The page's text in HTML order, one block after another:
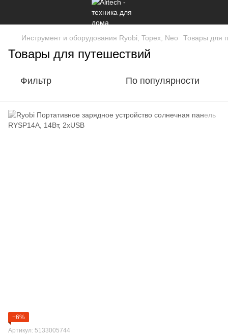
Инструмент и оборудования Ryobi, Topex, Neo Товары для
Товары для путешествий
Фильтр По популярности
−6%
Артикул: 5133005744